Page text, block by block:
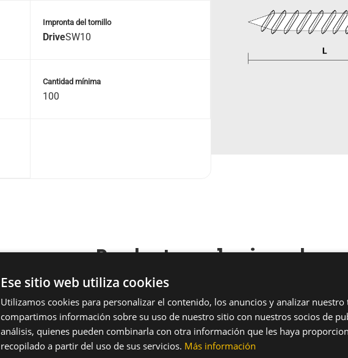
Impronta del tornillo
DriveSW10
Cantidad mínima
100
Productos relacionados
Ese sitio web utiliza cookies
Utilizamos cookies para personalizar el contenido, los anuncios y analizar nuestro
compartimos información sobre su uso de nuestro sitio con nuestros socios de
análisis, quienes pueden combinarla con otra información que les haya
recopilado a partir del uso de sus servicios. Más información